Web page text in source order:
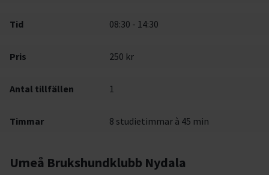
Tid 08:30 - 14:30
Pris 250 kr
Antal tillfällen 1
Timmar 8 studietimmar à 45 min
Umeå Brukshundklubb Nydala